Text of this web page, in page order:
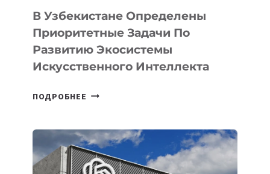
В Узбекистане Определены
Приоритетные Задачи По
Развитию Экосистемы
Искусственного Интеллекта
ПОДРОБНЕЕ В
ПРИОРИТЕТНЫЕ
ЗАДАЧИ
ПО